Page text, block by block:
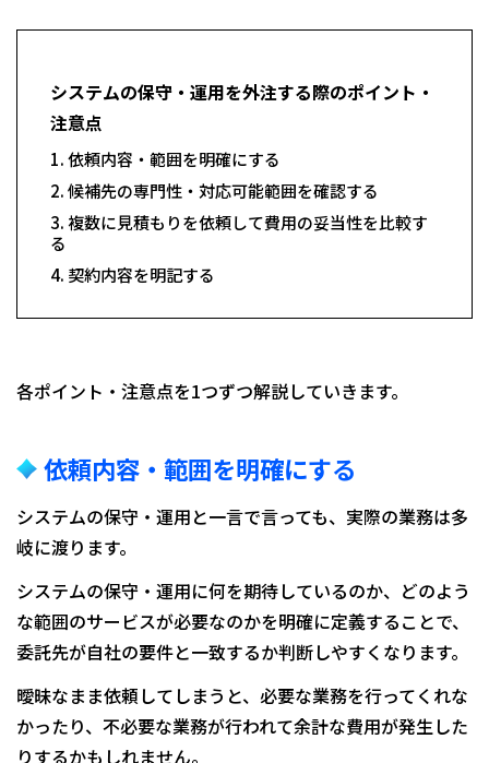
システムの保守・運用を外注する際のポイント・
注意点
依頼内容・範囲を明確にする
候補先の専門性・対応可能範囲を確認する
複数に見積もりを依頼して費用の妥当性を比較す
る
契約内容を明記する
各ポイント・注意点を1つずつ解説していきます。
依頼内容・範囲を明確にする
システムの保守・運用と一言で言っても、実際の業務は多
岐に渡ります。
システムの保守・運用に何を期待しているのか、どのよう
な範囲のサービスが必要なのかを明確に定義することで、
委託先が自社の要件と一致するか判断しやすくなります。
曖昧なまま依頼してしまうと、必要な業務を行ってくれな
かったり、不必要な業務が行われて余計な費用が発生した
りするかもしれません。